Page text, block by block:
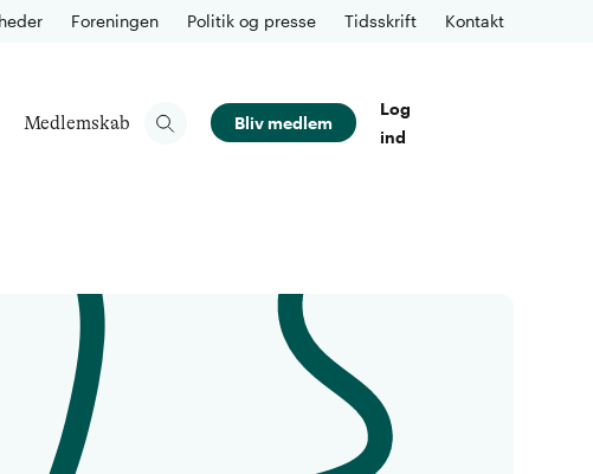
Foreningen Politik og presse Tidsskrift Kontakt
Medlemskab Bliv medlem
Log
ind